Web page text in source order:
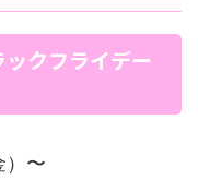
クフライデー
）〜